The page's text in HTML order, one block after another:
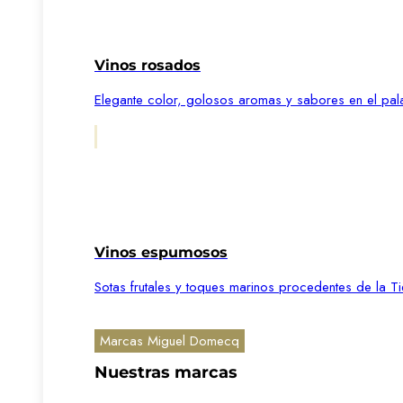
Vinos rosados
Elegante color, golosos aromas y sabores en el
Vinos espumosos
Sotas frutales y toques marinos procedentes de la
Marcas Miguel Domecq
Nuestras marcas